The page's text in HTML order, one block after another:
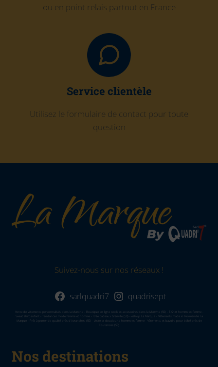
ou en point relais partout en France
Service clientèle
Utilisez le formulaire de contact pour toute
question
Suivez-nous sur nos réseaux !
sarlquadri7 quadrisept
Vente de vêtements personnalisés dans la Manche - Boutique en ligne textile et accessoires dans la Manvhe (50) - T-Shirt homme et femme -
Sweat shirt enfant - Tendances mode femme et homme - Idée cadeaux Granville (50) - eshop La Marque - Vêtements made in Normandie La
Marque - Prêt à porter de qualité près d'Avranches (50) - Veste et doudoune homme et femme - Vêtements et bavoirs pour bébé près de
Coutances (50)
Nos destinations